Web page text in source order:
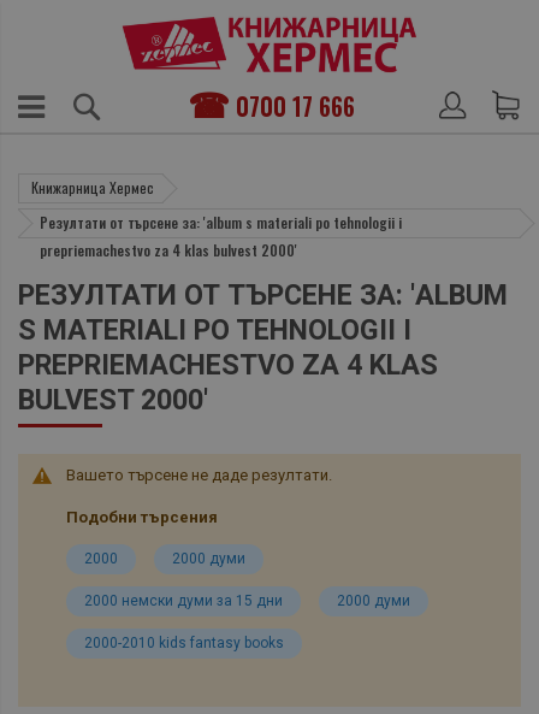
0700 17 666
Книжарница Хермес
Резултати от търсене за: 'album s materiali po tehnologii i
prepriemachestvo za 4 klas bulvest 2000'
РЕЗУЛТАТИ ОТ ТЪРСЕНЕ ЗА: 'ALBUM
S MATERIALI PO TEHNOLOGII I
PREPRIEMACHESTVO ZA 4 KLAS
BULVEST 2000'
Вашето търсене не даде резултати.
Подобни търсения
2000 2000 думи
2000 немски думи за 15 дни 2000 думи
2000-2010 kids fantasy books